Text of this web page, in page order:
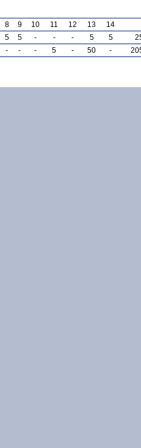
8 9 10 11 12 13
14
5 5 - - - 5 5
- - - 5 - 50 -